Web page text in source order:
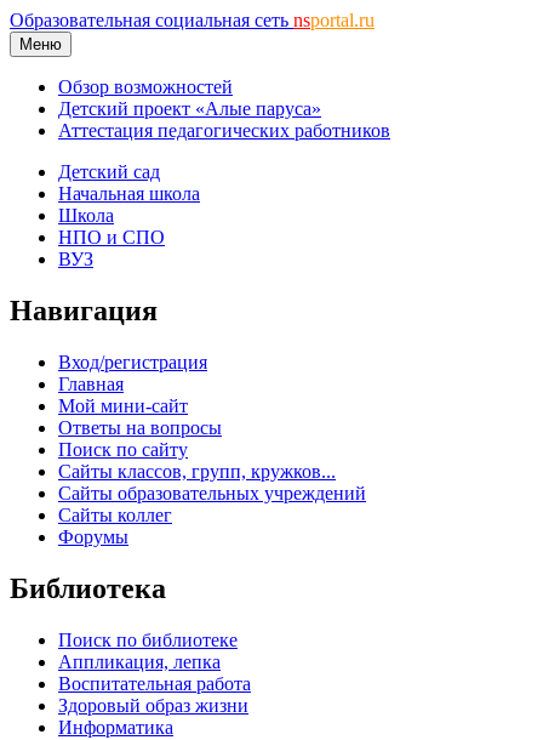
Образовательная социальная сеть nsportal.ru
Меню
Обзор возможностей
Детский проект «Алые паруса»
Аттестация педагогических работников
Детский сад
Начальная школа
Школа
НПО и СПО
ВУЗ
Навигация
Вход/регистрация
Главная
Мой мини-сайт
Ответы на вопросы
Поиск по сайту
Сайты классов, групп, кружков...
Сайты образовательных учреждений
Сайты коллег
Форумы
Библиотека
Поиск по библиотеке
Аппликация, лепка
Воспитательная работа
Здоровый образ жизни
Информатика